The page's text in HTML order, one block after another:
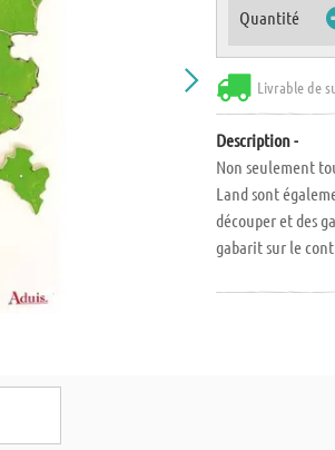
Quantité
Livrable de
Description -
Non seulement
Land sont
découper et des
gabarit sur le